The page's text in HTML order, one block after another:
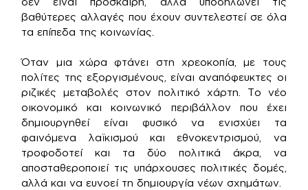
βαθύτερες αλλαγές που έχουν συντελεστεί σε όλα
τα επίπεδα της κοινωνίας.
Όταν μια χώρα φτάνει στη χρεοκοπία, με τους
πολίτες της εξοργισμένους, είναι αναπόφευκτες οι
ριζικές μεταβολές στον πολιτικό χάρτη. Το νέο
οικονομικό και κοινωνικό περιβάλλον που έχει
δημιουργηθεί είναι φυσικό να ενισχύει τα
φαινόμενα λαϊκισμού και εθνοκεντρισμού, να
τροφοδοτεί και τα δύο πολιτικά άκρα, να
αποσταθεροποιεί τις υπάρχουσες πολιτικές δομές,
αλλά και να ευνοεί τη δημιουργία νέων σχημάτων.